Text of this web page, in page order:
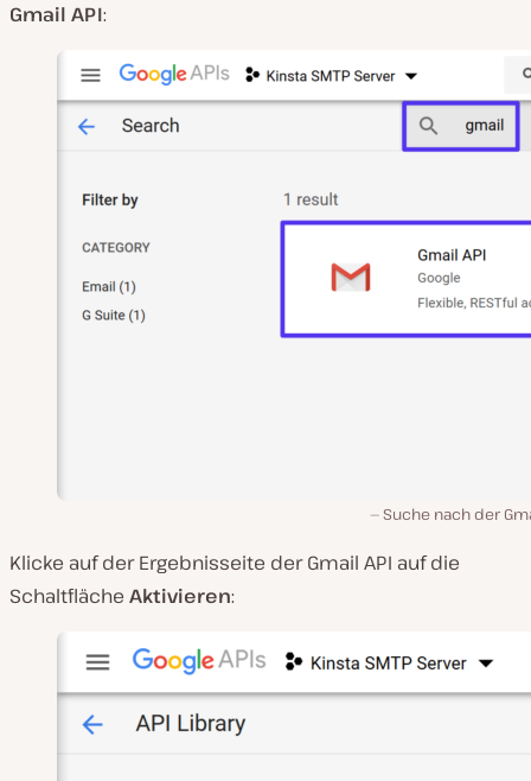
Gmail API:
Suche nach der
Klicke auf der Ergebnisseite der Gmail API auf die
Schaltfläche Aktivieren: